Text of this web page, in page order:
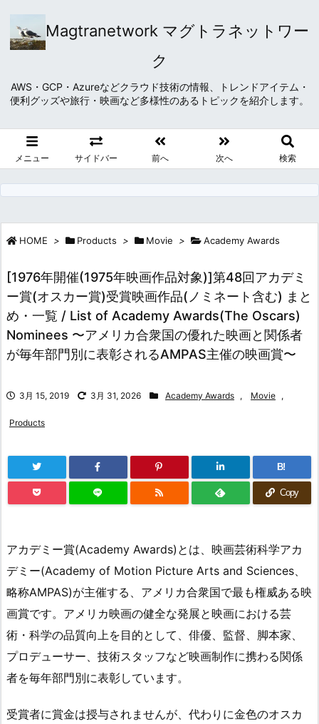
Magtranetwork マグトラネットワー
ク
AWS・GCP・Azureなどクラウド技術の情報、トレンドアイテム・
便利グッズや旅行・映画など多様性のあるトピックを紹介します。
メニュー サイドバー 前へ 次へ 検索
HOME > Products > Movie > Academy Awards
[1976年開催(1975年映画作品対象)]第48回アカデミ
ー賞(オスカー賞)受賞映画作品(ノミネート含む) まと
め・一覧 / List of Academy Awards(The Oscars)
Nominees 〜アメリカ合衆国の優れた映画と関係者
が毎年部門別に表彰されるAMPAS主催の映画賞〜
3月 15, 2019 3月 31, 2026 Academy Awards , Movie ,
Products
B!
Copy
アカデミー賞(Academy Awards)とは、映画芸術科学アカ
デミー(Academy of Motion Picture Arts and Sciences、
略称AMPAS)が主催する、アメリカ合衆国で最も権威ある映
画賞です。アメリカ映画の健全な発展と映画における芸
術・科学の品質向上を目的として、俳優、監督、脚本家、
プロデューサー、技術スタッフなど映画制作に携わる関係
者を毎年部門別に表彰しています。
受賞者に賞金は授与されませんが、代わりに金色のオスカ